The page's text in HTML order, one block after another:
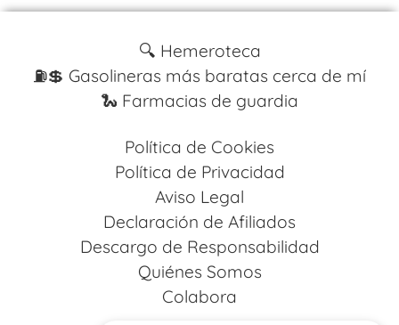
🔍 Hemeroteca
⛽️💲 Gasolineras más baratas cerca de mí
🐍 Farmacias de guardia
Política de Cookies
Política de Privacidad
Aviso Legal
Declaración de Afiliados
Descargo de Responsabilidad
Quiénes Somos
Colabora